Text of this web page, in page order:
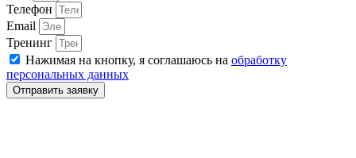
Телефон
Email
Тренинг
Нажимая на кнопку, я соглашаюсь на обработку
персональных данных
Отправить заявку